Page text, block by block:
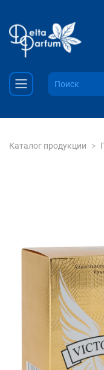
Каталог продукции